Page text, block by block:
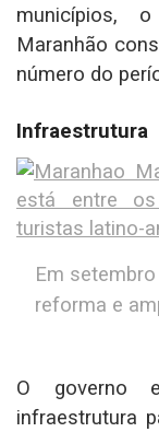
municípios,
Maranhão
número do
Infraestrutura
Em
reforma e
O governo
infraestrutura